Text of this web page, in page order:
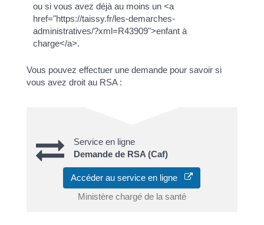
ou si vous avez déjà au moins un <a
href="https://taissy.fr/les-demarches-
administratives/?xml=R43909">enfant à
charge</a>.
Vous pouvez effectuer une demande pour savoir si
vous avez droit au RSA :
Service en ligne
Demande de RSA (Caf)
Accéder au service en ligne
Ministère chargé de la santé